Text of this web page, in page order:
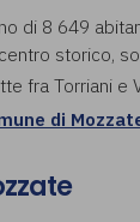
di 8 649
storico,
fra Torriani e
di